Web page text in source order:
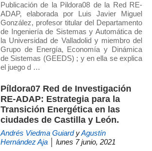
Publicación de la Pildora08 de la Red RE-
ADAP, elaborada por Luis Javier Miguel
González, profesor titular del Departamento
de Ingeniería de Sistemas y Automática de
la Universidad de Valladolid y miembro del
Grupo de Energía, Economía y Dinámica
de Sistemas (GEEDS) ; y en ella se explica
el juego d …
Píldora07 Red de Investigación
RE-ADAP: Estrategia para la
Transición Energética en las
ciudades de Castilla y León.
Andrés Viedma GuiardyAgustín
Hernández Aja │ lunes 7 junio, 2021